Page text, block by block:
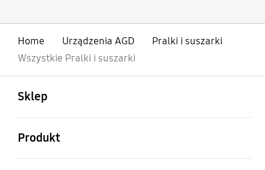
Home Urządzenia AGD
Pralki i suszarki
Wszystkie Pralki i suszarki
Sklep
Produkt